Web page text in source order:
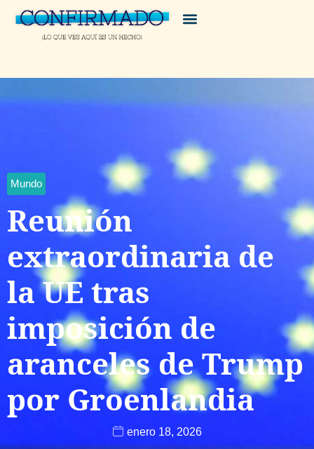
Mundo
Reunión
extraordinaria de
la UE tras
imposición de
aranceles de Trump
por Groenlandia
enero 18, 2026